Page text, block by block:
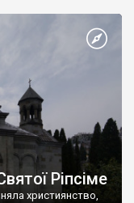
християнином.
Таврійського
Ріпсіме
християнство,